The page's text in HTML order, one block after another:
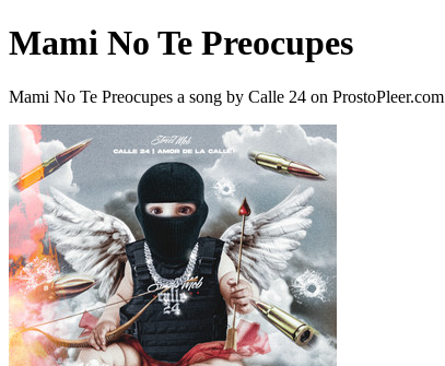
Mami No Te Preocupes
Mami No Te Preocupes a song by Calle 24 on ProstoPleer.com